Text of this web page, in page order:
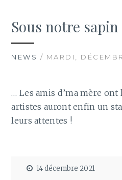
Sous notre
NEWS / MARDI,
… Les amis d’ma mère ont
artistes auront enfin un
leurs attentes !
14 décembre 2021